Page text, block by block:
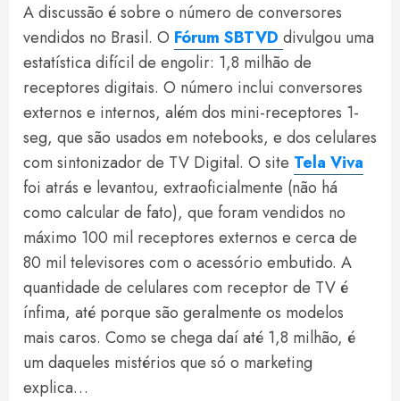
A discussão é sobre o número de conversores
vendidos no Brasil. O Fórum SBTVD divulgou uma
estatística difícil de engolir: 1,8 milhão de
receptores digitais. O número inclui conversores
externos e internos, além dos mini-receptores 1-
seg, que são usados em notebooks, e dos celulares
com sintonizador de TV Digital. O site Tela Viva
foi atrás e levantou, extraoficialmente (não há
como calcular de fato), que foram vendidos no
máximo 100 mil receptores externos e cerca de
80 mil televisores com o acessório embutido. A
quantidade de celulares com receptor de TV é
ínfima, até porque são geralmente os modelos
mais caros. Como se chega daí até 1,8 milhão, é
um daqueles mistérios que só o marketing
explica…